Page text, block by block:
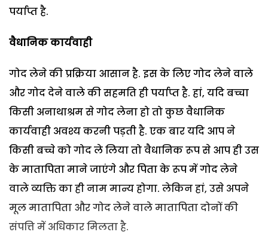
पर्याप्त है.
वैधानिक कार्यवाही
गोद लेने की प्रक्रिया आसान है. इस के लिए गोद लेने वाले
और गोद देने वाले की सहमति ही पर्याप्त है. हां, यदि बच्चा
किसी अनाथाश्रम से गोद लेना हो तो कुछ वैधानिक
कार्यवाही अवश्य करनी पड़ती है. एक बार यदि आप ने
किसी बच्चे को गोद ले लिया तो वैधानिक रूप से आप ही उस
के मातापिता माने जाएंगे और पिता के रूप में गोद लेने
वाले व्यक्ति का ही नाम मान्य होगा. लेकिन हां, उसे अपने
मूल मातापिता और गोद लेने वाले मातापिता दोनों की
संपत्ति में अधिकार मिलता है.